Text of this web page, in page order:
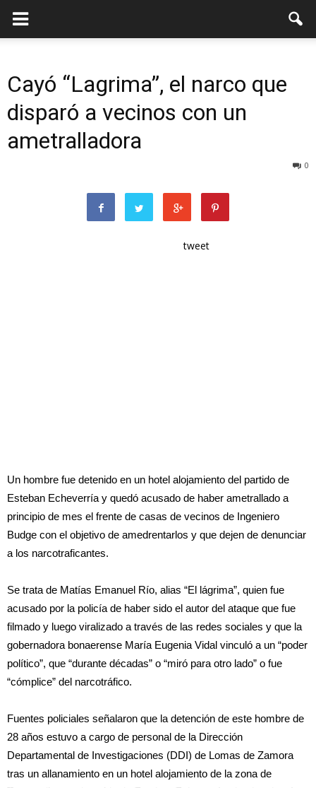
Cayó “Lagrima”, el narco que
disparó a vecinos con un
ametralladora
0
tweet
Un hombre fue detenido en un hotel alojamiento del partido de
Esteban Echeverría y quedó acusado de haber ametrallado a
principio de mes el frente de casas de vecinos de Ingeniero
Budge con el objetivo de amedrentarlos y que dejen de denunciar
a los narcotraficantes.
Se trata de Matías Emanuel Río, alias “El lágrima”, quien fue
acusado por la policía de haber sido el autor del ataque que fue
filmado y luego viralizado a través de las redes sociales y que la
gobernadora bonaerense María Eugenia Vidal vinculó a un “poder
político”, que “durante décadas” o “miró para otro lado” o fue
“cómplice” del narcotráfico.
Fuentes policiales señalaron que la detención de este hombre de
28 años estuvo a cargo de personal de la Dirección
Departamental de Investigaciones (DDI) de Lomas de Zamora
tras un allanamiento en un hotel alojamiento de la zona de